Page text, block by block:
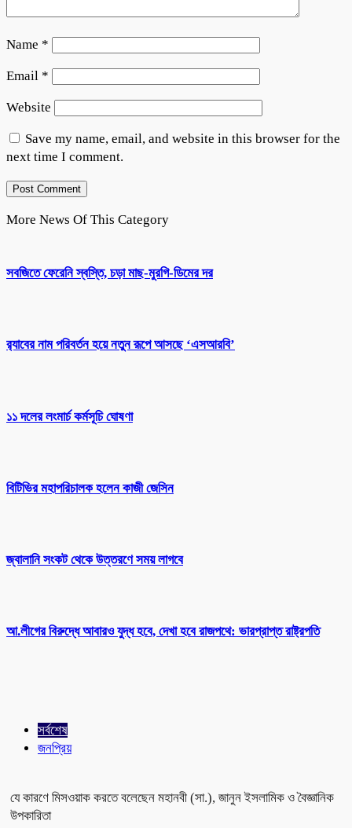
Name *
Email *
Website
Save my name, email, and website in this browser for the
next time I comment.
More News Of This Category
সবজিতে ফেরেনি স্বস্তি, চড়া মাছ-মুরগি-ডিমের দর
র‌্যাবের নাম পরিবর্তন হয়ে নতুন রূপে আসছে ‘এসআরবি’
১১ দলের লংমার্চ কর্মসূচি ঘোষণা
বিটিভির মহাপরিচালক হলেন কাজী জেসিন
জ্বালানি সংকট থেকে উত্তরণে সময় লাগবে
আ.লীগের বিরুদ্ধে আবারও যুদ্ধ হবে, দেখা হবে রাজপথে: ভারপ্রাপ্ত রাষ্ট্রপতি
সর্বশেষ
জনপ্রিয়
যে কারণে মিসওয়াক করতে বলেছেন মহানবী (সা.), জানুন ইসলামিক ও বৈজ্ঞানিক
উপকারিতা